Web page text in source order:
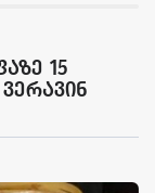
15